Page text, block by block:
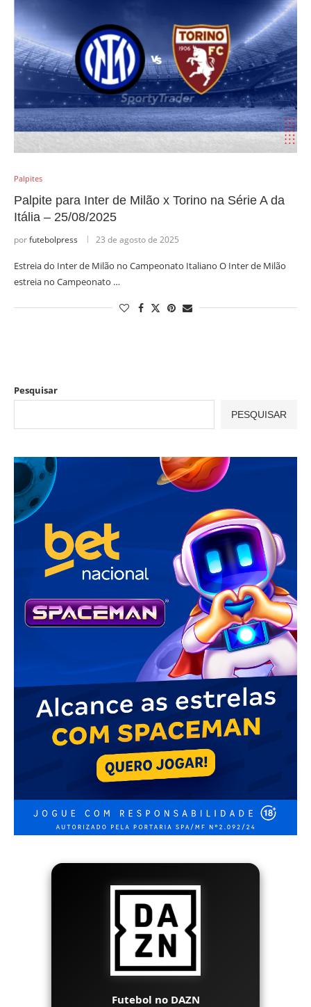
Palpites
Palpite para Inter de Milão x Torino na Série A da
Itália – 25/08/2025
porfutebolpress 23 de agosto de 2025
Estreia do Inter de Milão no Campeonato Italiano O Inter de Milão
estreia no Campeonato …
Pesquisar
PESQUISAR
Futebol no DAZN